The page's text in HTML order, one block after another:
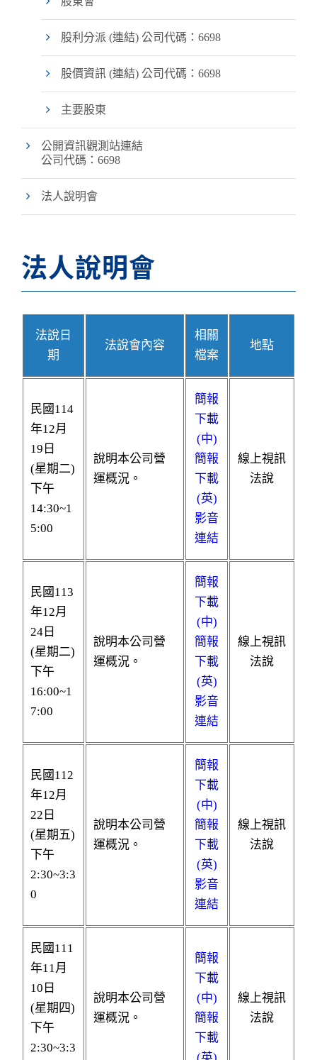
股利分派 (連結) 公司代碼：6698
股價資訊 (連結) 公司代碼：6698
主要股東
公開資訊觀測站連結
公司代碼：6698
法人說明會
法人說明會
法說日
期
法說會內容
相關
檔案
地點
民國114
年12月
19日
(星期二)
下午
14:30~1
5:00
說明本公司營
運概況。
簡報
下載
(中)
簡報
下載
(英)
影音
連結
線上視訊
法說
民國113
年12月
24日
(星期二)
下午
16:00~1
7:00
說明本公司營
運概況。
簡報
下載
(中)
簡報
下載
(英)
影音
連結
線上視訊
法說
民國112
年12月
22日
(星期五)
下午
2:30~3:3
0
說明本公司營
運概況。
簡報
下載
(中)
簡報
下載
(英)
影音
連結
線上視訊
法說
民國111
年11月
10日
(星期四)
下午
2:30~3:3
說明本公司營
運概況。
簡報
下載
(中)
簡報
下載
線上視訊
法說